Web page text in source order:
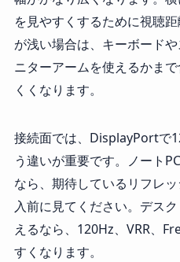
を見やすくするために視聴
が浅い場合は、キーボード
ニターアームを使えるかま
くくなります。
接続面では、DisplayPortで
う違いが重要です。ノート
なら、期待しているリフレ
入前に見てください。デス
えるなら、120Hz、VRR、
すくなります。